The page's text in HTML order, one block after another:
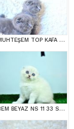
MUHTEŞEM TOP KAFA GRİ SCOTTİSH YAVRULAR
BEM BEYAZ NS 11 33 SCOTTİSH FOLD